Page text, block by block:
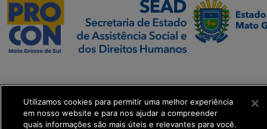
Executiva de
Transformação Digital
Utilizamos cookies para permitir uma melhor experiência
em nosso website e para nos ajudar a compreender
quais informações são mais úteis e relevantes para você.